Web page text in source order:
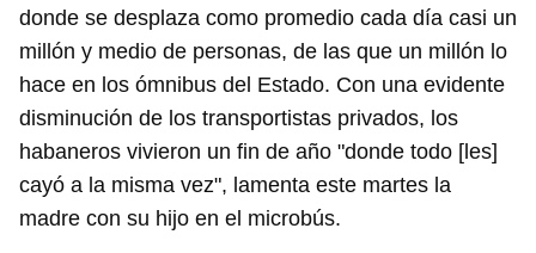
donde se desplaza como promedio cada día casi un
millón y medio de personas, de las que un millón lo
hace en los ómnibus del Estado. Con una evidente
disminución de los transportistas privados, los
habaneros vivieron un fin de año "donde todo [les]
cayó a la misma vez", lamenta este martes la
madre con su hijo en el microbús.